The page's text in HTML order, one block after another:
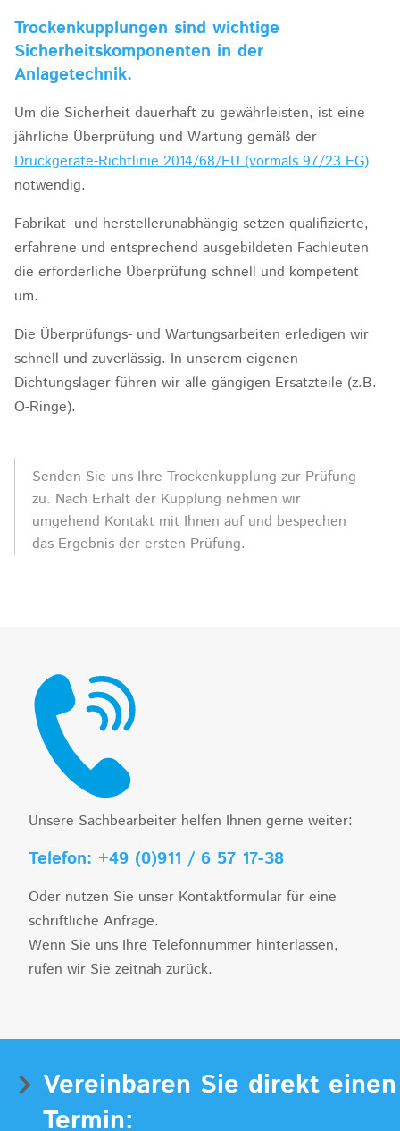
Trockenkupplungen sind wichtige
Sicherheitskomponenten in der
Anlagetechnik.
Um die Sicherheit dauerhaft zu gewährleisten, ist eine
jährliche Überprüfung und Wartung gemäß der
Druckgeräte-Richtlinie 2014/68/EU (vormals 97/23 EG)
notwendig.
Fabrikat- und herstellerunabhängig setzen qualifizierte,
erfahrene und entsprechend ausgebildeten Fachleuten
die erforderliche Überprüfung schnell und kompetent
um.
Die Überprüfungs- und Wartungsarbeiten erledigen wir
schnell und zuverlässig. In unserem eigenen
Dichtungslager führen wir alle gängigen Ersatzteile (z.B.
O-Ringe).
Senden Sie uns Ihre Trockenkupplung zur Prüfung
zu. Nach Erhalt der Kupplung nehmen wir
umgehend Kontakt mit Ihnen auf und bespechen
das Ergebnis der ersten Prüfung.
Unsere Sachbearbeiter helfen Ihnen gerne weiter:
Telefon: +49 (0)911 / 6 57 17-38
Oder nutzen Sie unser Kontaktformular für eine
schriftliche Anfrage.
Wenn Sie uns Ihre Telefonnummer hinterlassen,
rufen wir Sie zeitnah zurück.
Vereinbaren Sie direkt einen
Termin: